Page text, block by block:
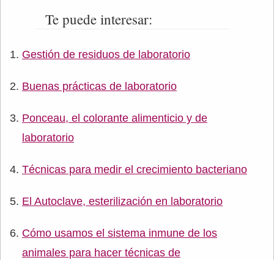
Te puede interesar:
Gestión de residuos de laboratorio
Buenas prácticas de laboratorio
Ponceau, el colorante alimenticio y de
laboratorio
Técnicas para medir el crecimiento bacteriano
El Autoclave, esterilización en laboratorio
Cómo usamos el sistema inmune de los
animales para hacer técnicas de